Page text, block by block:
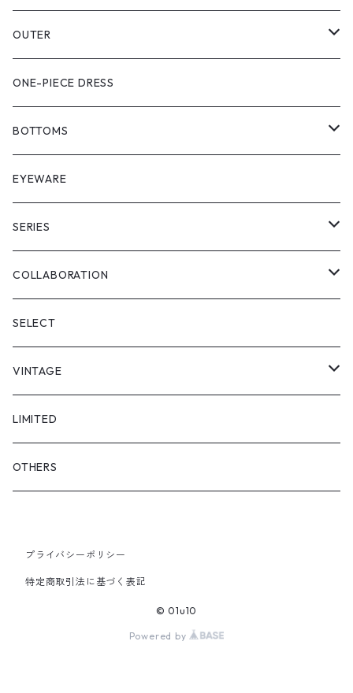
PULL OVER
SHIRT
VEST
OUTER
VEST
JACKET
COAT
PULL OVER
ONE-PIECE DRESS
BOTTOMS
SHORT LENGS
FULL LENGS
SKIRT
EYEWARE
SERIES
"matoi"
"enkan"
"tsunagi"
"asobi"
COLLABORATION
RADIO EVA
1+O
FULL DIVE
iCONOLOGY
SELECT
VINTAGE
TOPS
OUTER
SHOES & ACCESSORY
LIMITED
OTHERS
プライバシーポリシー
特定商取引法に基づく表記
© 01u10
Powered by